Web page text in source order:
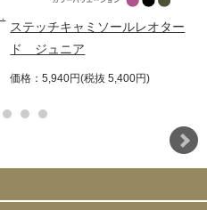
ステッチキャミソールレオター
ド ジュニア
価格：5,940円(税抜 5,400円)